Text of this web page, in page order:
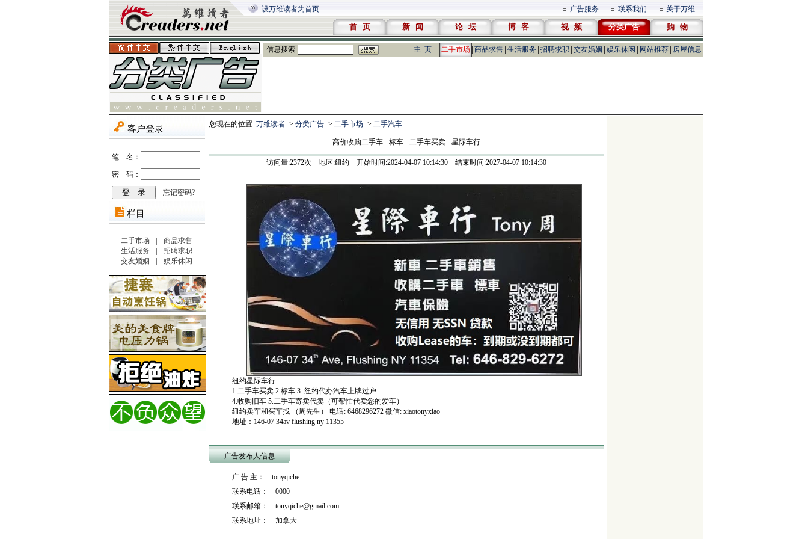
设万维读者为首页 广告服务 联系我们 关于万维
首 页 新 闻 论 坛 博 客 视 频 分类广告 购 物
信息搜索 主 页 二手市场 商品求售 生活服务 招聘求职 交友婚姻 娱乐休闲 网站推荐 房屋信息
您现在的位置: 万维读者 -> 分类广告 -> 二手市场 -> 二手汽车
高价收购二手车 - 标车 - 二手车买卖 - 星际车行
访问量:2372次 地区:纽约 开始时间:2024-04-07 10:14:30 结束时间:2027-04-07 10:14:30
纽约星际车行
1.二手车买卖 2.标车 3. 纽约代办汽车上牌过户
4.收购旧车 5.二手车寄卖代卖（可帮忙代卖您的爱车）
纽约卖车和买车找 （周先生） 电话: 6468296272 微信: xiaotonyxiao
地址：146-07 34av flushing ny 11355
广告发布人信息
广 告 主： tonyqiche
联系电话： 0000
联系邮箱： tonyqiche@gmail.com
联系地址： 加拿大